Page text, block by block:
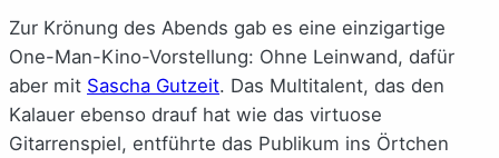
Zur Krönung des Abends gab es eine einzigartige
One-Man-Kino-Vorstellung: Ohne Leinwand, dafür
aber mit Sascha Gutzeit. Das Multitalent, das den
Kalauer ebenso drauf hat wie das virtuose
Gitarrenspiel, entführte das Publikum ins Örtchen